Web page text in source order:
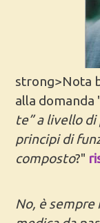
strong>Nota
alla domanda
te” a livello
principi di
composto?"
No, è